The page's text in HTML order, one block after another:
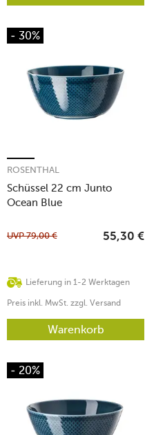
- 30%
Schüssel 22 cm Junto
Ocean Blue
ROSENTHAL
Lieferung in 1-2 Werktagen
UVP79,00 € 55,30 €
Preis inkl. MwSt. zzgl. Versand
Warenkorb
- 20%